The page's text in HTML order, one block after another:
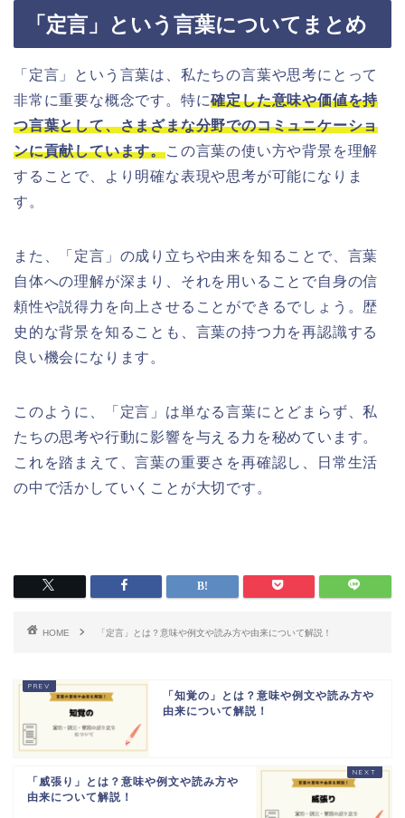
「定言」という言葉についてまとめ
「定言」という言葉は、私たちの言葉や思考にとって
非常に重要な概念です。特に確定した意味や価値を持
つ言葉として、さまざまな分野でのコミュニケーショ
ンに貢献しています。この言葉の使い方や背景を理解
することで、より明確な表現や思考が可能になりま
す。
また、「定言」の成り立ちや由来を知ることで、言葉
自体への理解が深まり、それを用いることで自身の信
頼性や説得力を向上させることができるでしょう。歴
史的な背景を知ることも、言葉の持つ力を再認識する
良い機会になります。
このように、「定言」は単なる言葉にとどまらず、私
たちの思考や行動に影響を与える力を秘めています。
これを踏まえて、言葉の重要さを再確認し、日常生活
の中で活かしていくことが大切です。
HOME 「定言」とは？意味や例文や読み方や由来について解説！
「知覚の」とは？意味や例文や読み方や
由来について解説！
「威張り」とは？意味や例文や読み方や
由来について解説！